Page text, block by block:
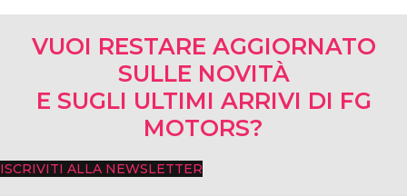
VUOI RESTARE AGGIORNATO
SULLE NOVITÀ
E SUGLI ULTIMI ARRIVI DI FG
MOTORS?
ISCRIVITI ALLA NEWSLETTER